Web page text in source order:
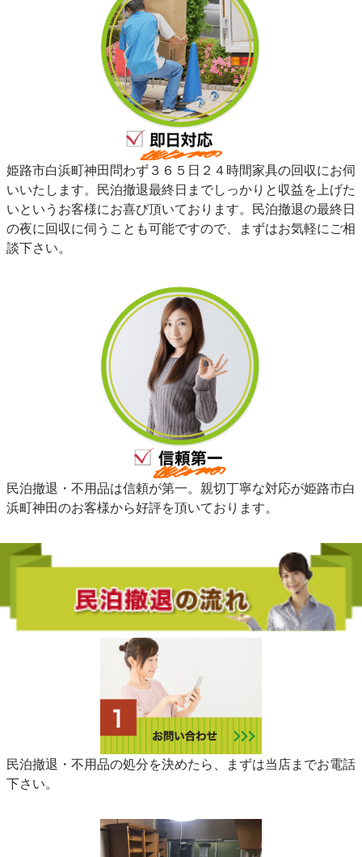
姫路市白浜町神田問わず３６５日２４時間家具の回収にお伺
いいたします。民泊撤退最終日までしっかりと収益を上げた
いというお客様にお喜び頂いております。民泊撤退の最終日
の夜に回収に伺うことも可能ですので、まずはお気軽にご相
談下さい。
民泊撤退・不用品は信頼が第一。親切丁寧な対応が姫路市白
浜町神田のお客様から好評を頂いております。
民泊撤退・不用品の処分を決めたら、まずは当店までお電話
下さい。